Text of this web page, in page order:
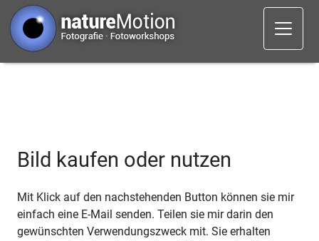
Bild kaufen oder nutzen
Mit Klick auf den nachstehenden Button können sie mir
einfach eine E-Mail senden. Teilen sie mir darin den
gewünschten Verwendungszweck mit. Sie erhalten